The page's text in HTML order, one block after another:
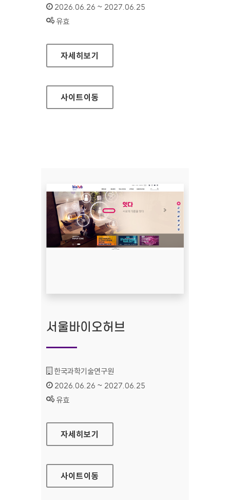
인증기간 :
2026.06.26 ~ 2027.06.25
상태 :
유효
세종예술의전당
자세히보기
사이트이동
서울바이오허브
기관명 :
한국과학기술연구원
인증기간 :
2026.06.26 ~ 2027.06.25
상태 :
유효
서울바이오허브
자세히보기
사이트이동